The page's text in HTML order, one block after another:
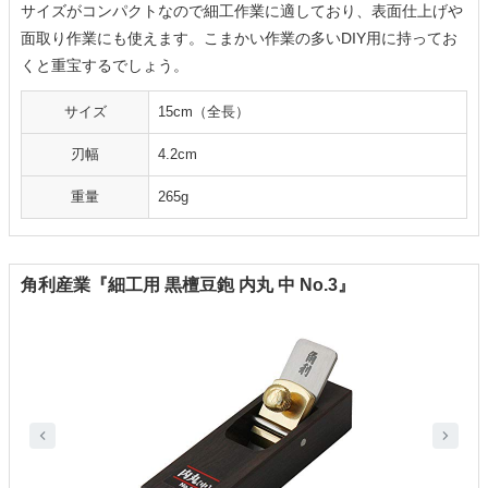
サイズがコンパクトなので細工作業に適しており、表面仕上げや
面取り作業にも使えます。こまかい作業の多いDIY用に持ってお
くと重宝するでしょう。
サイズ 15cm（全長）
刃幅 4.2cm
重量 265g
角利産業『細工用 黒檀豆鉋 内丸 中 No.3』